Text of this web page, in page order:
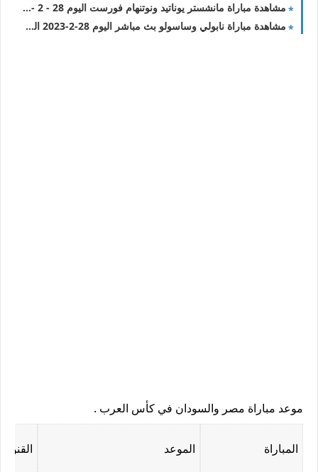
مشاهدة مباراة مانشستر يوناتيد ونوتنهام فورست اليوم 28 - 2 - 2024 الدور الـ 16
مشاهدة مباراة نابولي وساسولو بث مباشر اليوم 28-2-2023 الدوري الايطالي
موعد مباراة مصر والسودان في كأس العرب .
المباراة الموعد